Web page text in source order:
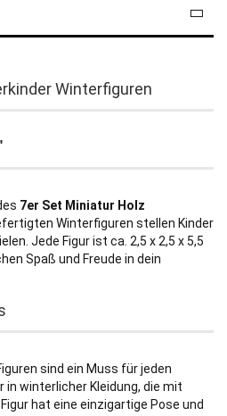
Winterfiguren
7er Set Miniatur Holz
Winterfiguren stellen Kinder
Jede Figur ist ca. 2,5 x 2,5 x 5,5
Spaß und Freude in dein
sind ein Muss für jeden
in winterlicher Kleidung, die mit
hat eine einzigartige Pose und